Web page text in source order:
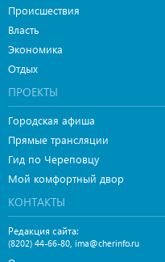
Происшествия
Власть
Экономика
Отдых
ПРОЕКТЫ
Городская афиша
Прямые трансляции
Гид по Череповцу
Мой комфортный двор
КОНТАКТЫ
Редакция сайта:
(8202) 44-66-80 ima@cherinfo.ru